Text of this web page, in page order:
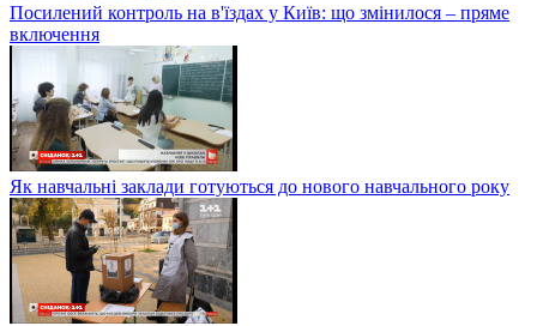
Посилений контроль на в'їздах у Київ: що змінилося – пряме
включення
Як навчальні заклади готуються до нового навчального року